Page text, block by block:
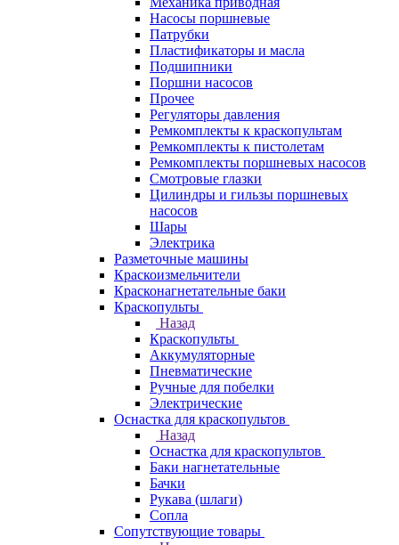
Насосы поршневые
Патрубки
Пластификаторы и масла
Подшипники
Поршни насосов
Прочее
Регуляторы давления
Ремкомплекты к краскопультам
Ремкомплекты к пистолетам
Ремкомплекты поршневых насосов
Смотровые глазки
Цилиндры и гильзы поршневых
насосов
Шары
Электрика
Разметочные машины
Краскоизмельчители
Красконагнетательные баки
Краскопульты
Назад
Краскопульты
Аккумуляторные
Пневматические
Ручные для побелки
Электрические
Оснастка для краскопультов
Назад
Оснастка для краскопультов
Баки нагнетательные
Бачки
Рукава (шлаги)
Сопла
Сопутствующие товары